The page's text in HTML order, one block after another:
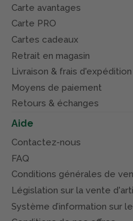
Carte avantages
Carte PRO
Cartes cadeaux
Retrait en magasin
Livraison & frais d'expédition
Moyens de paiement
Retours & échanges
Aide
Contactez-nous
FAQ
Conditions générales de
Législation sur la vente
Système d’information sur